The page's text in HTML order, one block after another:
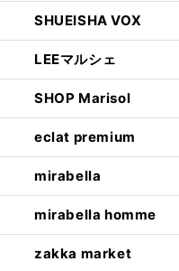
SHUEISHA VOX
LEEマルシェ
SHOP Marisol
eclat premium
mirabella
mirabella homme
zakka market